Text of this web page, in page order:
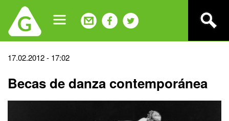
navigation
Back
top
17.02.2012 - 17:02
Becas de danza contemporánea